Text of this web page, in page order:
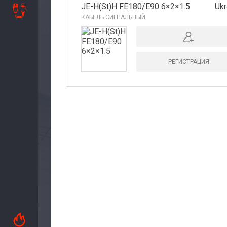
Сервис
Доставка
Контакты
JE-H(St)H FE180/E90 6×2×1.5
КАБЕЛЬ СИГНАЛЬНЫЙ
РЕГИСТРАЦИЯ